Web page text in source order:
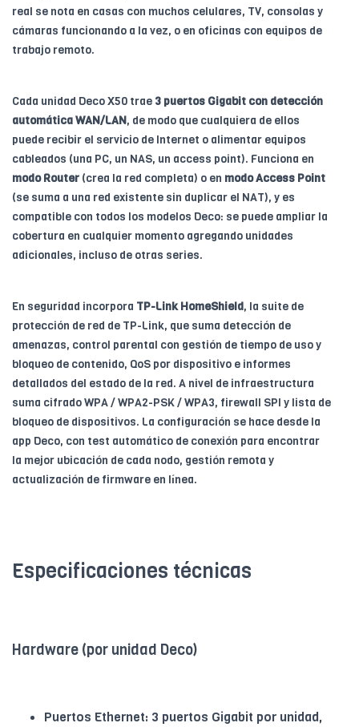
real se nota en casas con muchos celulares, TV, consolas y
cámaras funcionando a la vez, o en oficinas con equipos de
trabajo remoto.
Cada unidad Deco X50 trae 3 puertos Gigabit con detección
automática WAN/LAN, de modo que cualquiera de ellos
puede recibir el servicio de Internet o alimentar equipos
cableados (una PC, un NAS, un access point). Funciona en
modo Router (crea la red completa) o en modo Access Point
(se suma a una red existente sin duplicar el NAT), y es
compatible con todos los modelos Deco: se puede ampliar la
cobertura en cualquier momento agregando unidades
adicionales, incluso de otras series.
En seguridad incorpora TP-Link HomeShield, la suite de
protección de red de TP-Link, que suma detección de
amenazas, control parental con gestión de tiempo de uso y
bloqueo de contenido, QoS por dispositivo e informes
detallados del estado de la red. A nivel de infraestructura
suma cifrado WPA / WPA2-PSK / WPA3, firewall SPI y lista de
bloqueo de dispositivos. La configuración se hace desde la
app Deco, con test automático de conexión para encontrar
la mejor ubicación de cada nodo, gestión remota y
actualización de firmware en línea.
Especificaciones técnicas
Hardware (por unidad Deco)
Puertos Ethernet: 3 puertos Gigabit por unidad,